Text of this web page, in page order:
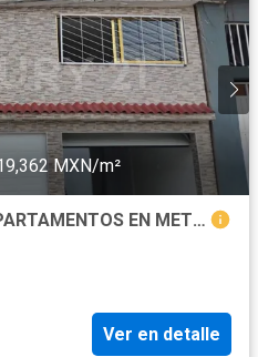
MXN/m²
VENTA DE CASA CON DEPARTAMENTOS EN METROPOLITANA, NEZAHUALCOYOTL TERCERA SECCION
Ver en detalle